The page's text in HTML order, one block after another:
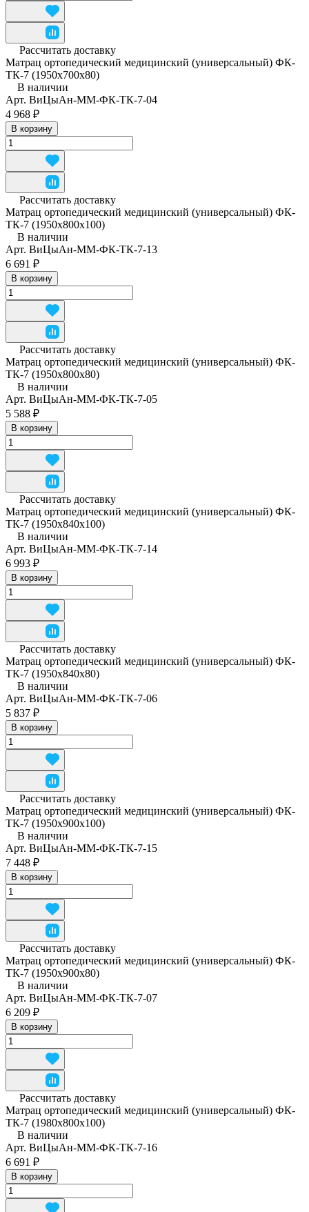
Рассчитать доставку
Матрац ортопедический медицинский (универсальный) ФК-
ТК-7 (1950x700x80)
В наличии
Арт. ВиЦыАн-ММ-ФК-ТК-7-04
4 968 ₽
В корзину
Рассчитать доставку
Матрац ортопедический медицинский (универсальный) ФК-
ТК-7 (1950x800x100)
В наличии
Арт. ВиЦыАн-ММ-ФК-ТК-7-13
6 691 ₽
В корзину
Рассчитать доставку
Матрац ортопедический медицинский (универсальный) ФК-
ТК-7 (1950x800x80)
В наличии
Арт. ВиЦыАн-ММ-ФК-ТК-7-05
5 588 ₽
В корзину
Рассчитать доставку
Матрац ортопедический медицинский (универсальный) ФК-
ТК-7 (1950x840x100)
В наличии
Арт. ВиЦыАн-ММ-ФК-ТК-7-14
6 993 ₽
В корзину
Рассчитать доставку
Матрац ортопедический медицинский (универсальный) ФК-
ТК-7 (1950x840x80)
В наличии
Арт. ВиЦыАн-ММ-ФК-ТК-7-06
5 837 ₽
В корзину
Рассчитать доставку
Матрац ортопедический медицинский (универсальный) ФК-
ТК-7 (1950x900x100)
В наличии
Арт. ВиЦыАн-ММ-ФК-ТК-7-15
7 448 ₽
В корзину
Рассчитать доставку
Матрац ортопедический медицинский (универсальный) ФК-
ТК-7 (1950x900x80)
В наличии
Арт. ВиЦыАн-ММ-ФК-ТК-7-07
6 209 ₽
В корзину
Рассчитать доставку
Матрац ортопедический медицинский (универсальный) ФК-
ТК-7 (1980x800x100)
В наличии
Арт. ВиЦыАн-ММ-ФК-ТК-7-16
6 691 ₽
В корзину